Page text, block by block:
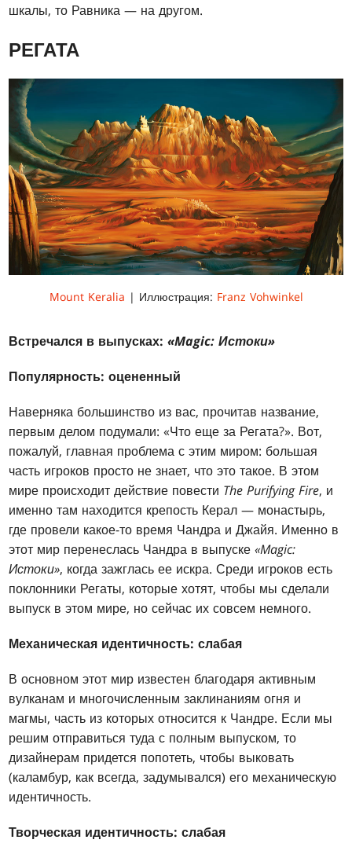
шкалы, то Равника — на другом.
РЕГАТА
Mount Keralia | Иллюстрация: Franz Vohwinkel
Встречался в выпусках:«Magic: Истоки»
Популярность: оцененный
Наверняка большинство из вас, прочитав название,
первым делом подумали: «Что еще за Регата?». Вот,
пожалуй, главная проблема с этим миром: большая
часть игроков просто не знает, что это такое. В этом
мире происходит действие повести The Purifying Fire, и
именно там находится крепость Керал — монастырь,
где провели какое-то время Чандра и Джайя. Именно в
этот мир перенеслась Чандра в выпуске«Magic:
Истоки», когда зажглась ее искра. Среди игроков есть
поклонники Регаты, которые хотят, чтобы мы сделали
выпуск в этом мире, но сейчас их совсем немного.
Механическая идентичность: слабая
В основном этот мир известен благодаря активным
вулканам и многочисленным заклинаниям огня и
магмы, часть из которых относится к Чандре. Если мы
решим отправиться туда с полным выпуском, то
дизайнерам придется попотеть, чтобы выковать
(каламбур, как всегда, задумывался) его механическую
идентичность.
Творческая идентичность: слабая